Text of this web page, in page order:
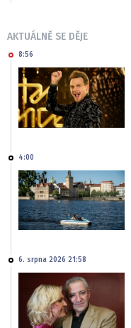
AKTUÁLNĚ SE DĚJE
8:56
4:00
6. srpna 2026 21:58